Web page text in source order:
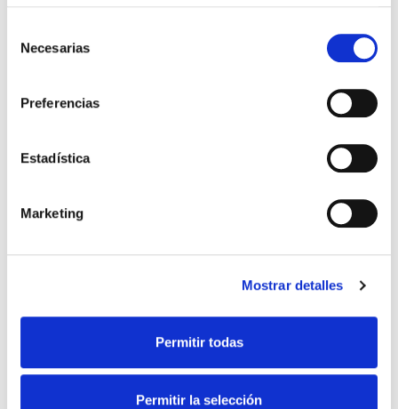
Necesarias
Preferencias
Estadística
Marketing
Mostrar detalles
Permitir todas
Permitir la selección
inoxidable y electrodo
Bonificable